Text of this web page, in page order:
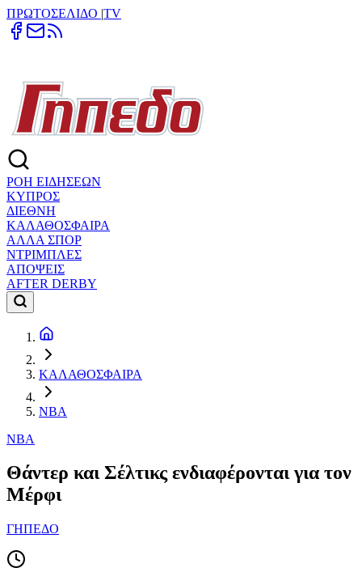
ΠΡΩΤΟΣΕΛΙΔΟ |TV
ΡΟΗ ΕΙΔΗΣΕΩΝ
ΚΥΠΡΟΣ
ΔΙΕΘΝΗ
ΚΑΛΑΘΟΣΦΑΙΡΑ
ΑΛΛΑ ΣΠΟΡ
ΝΤΡΙΜΠΛΕΣ
ΑΠΟΨΕΙΣ
AFTER DERBY
ΚΑΛΑΘΟΣΦΑΙΡΑ
NBA
NBA
Θάντερ και Σέλτικς ενδιαφέρονται για τον
Μέρφι
ΓΗΠΕΔΟ